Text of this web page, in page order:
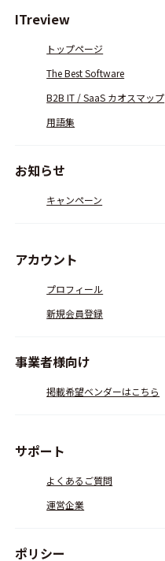
ITreview
トップページ
The Best Software
B2B IT / SaaS カオスマップ
用語集
お知らせ
キャンペーン
アカウント
プロフィール
新規会員登録
事業者様向け
掲載希望ベンダーはこちら
サポート
よくあるご質問
運営企業
ポリシー